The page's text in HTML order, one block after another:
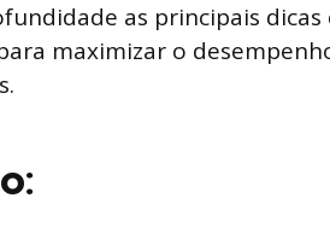
as principais dicas
maximizar o